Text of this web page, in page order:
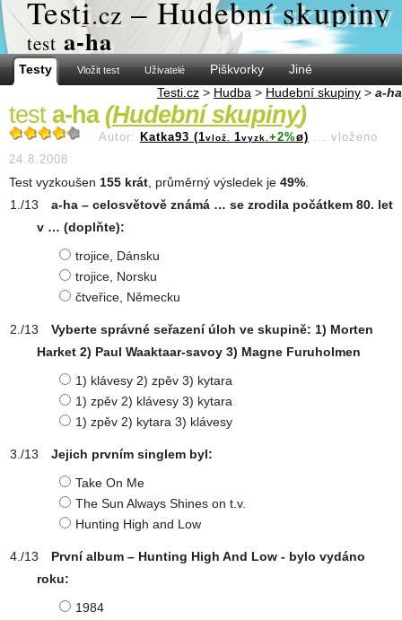
Testi.cz – Hudební skupiny
test a-ha
Testy Vložit test Uživatelé Piškvorky
Jiné
Testi.cz > Hudba > Hudební skupiny > a-ha
test a-ha (Hudební skupiny)
Autor: Katka93 (1vlož. 1vyzk. +2%ø) ... vloženo
24.8.2008
Test vyzkoušen 155 krát , průměrný výsledek je 49%
a-ha – celosvětově známá … se zrodila počátkem 80. let
v … (doplňte):
trojice, Dánsku
trojice, Norsku
čtveřice, Německu
Vyberte správné seřazení úloh ve skupině: 1) Morten
Harket 2) Paul Waaktaar-savoy 3) Magne Furuholmen
1) klávesy 2) zpěv 3) kytara
1) zpěv 2) klávesy 3) kytara
1) zpěv 2) kytara 3) klávesy
Jejich prvním singlem byl:
Take On Me
The Sun Always Shines on t.v.
Hunting High and Low
První album – Hunting High And Low - bylo vydáno
roku:
1984